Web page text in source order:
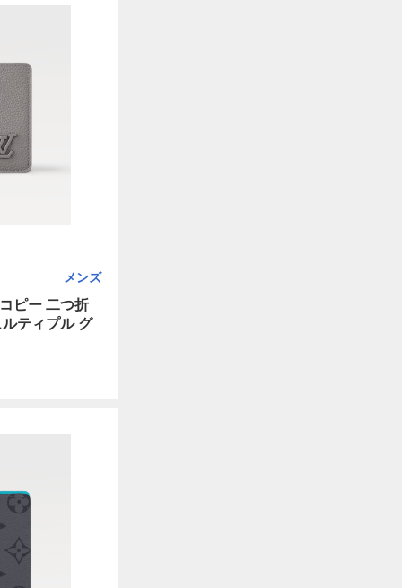
メンズ
ピー 二つ折
ティプル グ